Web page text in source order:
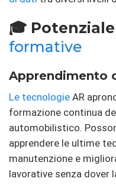
🎓
formative
Apprendimento
Le tecnologie AR
formazione continua
automobilistico.
apprendere le ultime
manutenzione e
lavorative senza dover